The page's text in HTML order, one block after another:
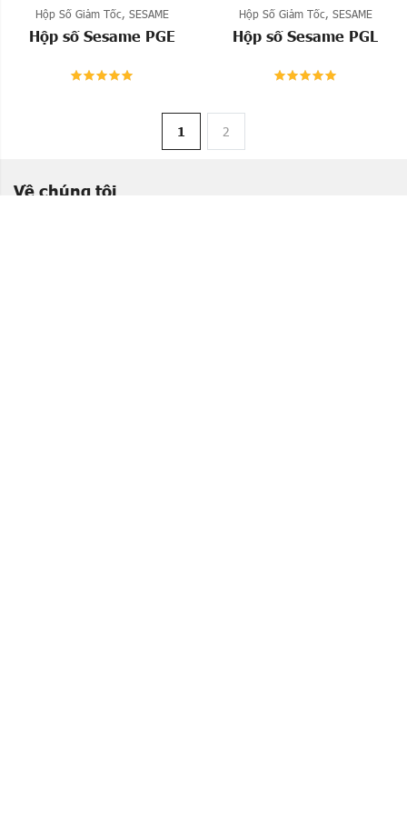
Hộp Số Giảm Tốc, SESAME
Hộp số Sesame PGE
Hộp Số Giảm Tốc, SESAME
Hộp số Sesame PGL
1 2
Về chúng tôi